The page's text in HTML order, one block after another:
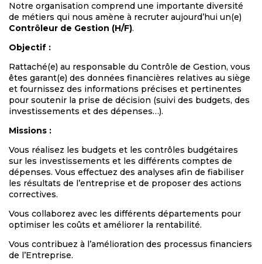
Notre organisation comprend une importante diversité
de métiers qui nous amène à recruter aujourd’hui un(e)
Contrôleur de Gestion (H/F).
Objectif :
Rattaché(e) au responsable du Contrôle de Gestion, vous
êtes garant(e) des données financières relatives au siège
et fournissez des informations précises et pertinentes
pour soutenir la prise de décision (suivi des budgets, des
investissements et des dépenses…).
Missions :
Vous réalisez les budgets et les contrôles budgétaires
sur les investissements et les différents comptes de
dépenses. Vous effectuez des analyses afin de fiabiliser
les résultats de l’entreprise et de proposer des actions
correctives.
Vous collaborez avec les différents départements pour
optimiser les coûts et améliorer la rentabilité.
Vous contribuez à l’amélioration des processus financiers
de l’Entreprise.